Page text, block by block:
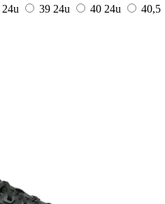
24u 39 24u 40 24u
40,5